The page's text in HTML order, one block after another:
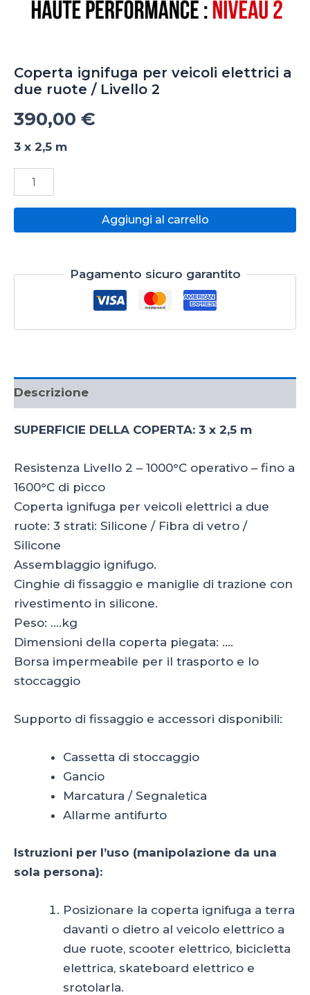
Coperta ignifuga per veicoli elettrici a
due ruote / Livello 2
390,00 €
3 x 2,5 m
ignifuga
elettrici
ruote
quantità
Aggiungi al carrello
Pagamento sicuro garantito
Descrizione
SUPERFICIE DELLA COPERTA: 3 x 2,5 m
Resistenza Livello 2 – 1000°C operativo – fino a
1600°C di picco
Coperta ignifuga per veicoli elettrici a due
ruote: 3 strati: Silicone / Fibra di vetro /
Silicone
Assemblaggio ignifugo.
Cinghie di fissaggio e maniglie di trazione con
rivestimento in silicone.
Peso: ….kg
Dimensioni della coperta piegata: ….
Borsa impermeabile per il trasporto e lo
stoccaggio
Supporto di fissaggio e accessori disponibili:
Cassetta di stoccaggio
Gancio
Marcatura / Segnaletica
Allarme antifurto
Istruzioni per l’uso (manipolazione da una
sola persona):
Posizionare la coperta ignifuga a terra
davanti o dietro al veicolo elettrico a
due ruote, scooter elettrico, bicicletta
elettrica, skateboard elettrico e
srotolarla.